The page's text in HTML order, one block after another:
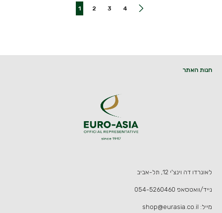
4
3
2
1
חנות האתר
לאונרדו דה וינצ'י 12, תל-אביב
נייד/וואטסאפ 054-5260460
מייל: shop@eurasia.co.il